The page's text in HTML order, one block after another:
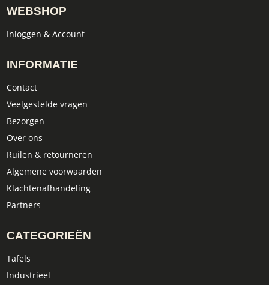
WEBSHOP
Inloggen & Account
INFORMATIE
Contact
Veelgestelde vragen
Bezorgen
Over ons
Ruilen & retourneren
Algemene voorwaarden
Klachtenafhandeling
Partners
CATEGORIEËN
Tafels
Industrieel